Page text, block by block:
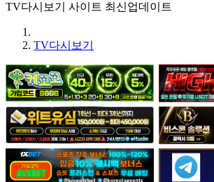
TV다시보기 사이트 최신업데이트
TV다시보기